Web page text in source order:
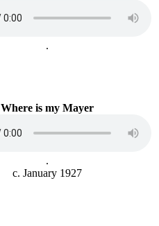
.
Where is my Mayer
.
c. January 1927